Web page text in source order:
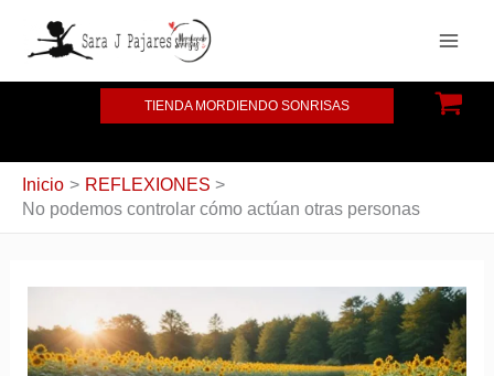
contenido
TIENDA MORDIENDO SONRISAS
Inicio
REFLEXIONES
No podemos controlar cómo actúan otras personas
i
r
c
d
e